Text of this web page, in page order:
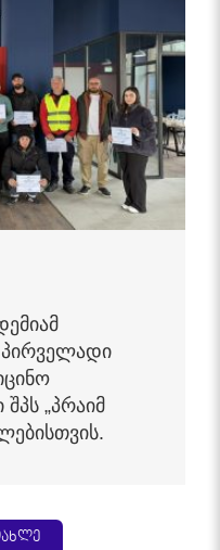
პირველადი
„პრაიმ